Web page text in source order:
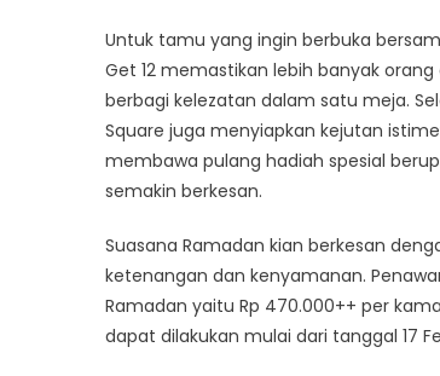
Untuk tamu yang ingin berbuka
Get 12 memastikan lebih banyak
berbagi kelezatan dalam satu meja.
Square juga menyiapkan kejutan
membawa pulang hadiah spesial
semakin berkesan.
Suasana Ramadan kian berkesan
ketenangan dan kenyamanan.
Ramadan yaitu Rp 470.000++ per
dapat dilakukan mulai dari tanggal 17